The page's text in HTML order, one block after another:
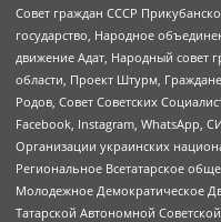
Совет граждан СССР
государство, Народное
движение Адат, Народный совет
области, Проект Штурм,
Родов, Совет Советских
Facebook, Instagram, WhatsApp,
Организации украинских
Региональное Всетатарское
Молодежное Демократическое
Татарской Автономной